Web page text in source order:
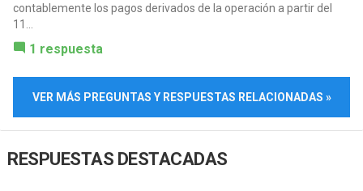
contablemente los pagos derivados de la operación a partir del
11...
1 respuesta
VER MÁS PREGUNTAS Y RESPUESTAS RELACIONADAS »
RESPUESTAS DESTACADAS